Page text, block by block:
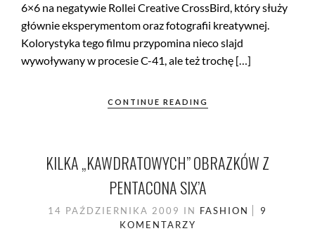
6×6 na negatywie Rollei Creative CrossBird, który służy
głównie eksperymentom oraz fotografii kreatywnej.
Kolorystyka tego filmu przypomina nieco slajd
wywoływany w procesie C-41, ale też trochę […]
CONTINUE READING
KILKA „KAWDRATOWYCH” OBRAZKÓW Z
PENTACONA SIX’A
14 PAŹDZIERNIKA 2009 IN FASHION
9
KOMENTARZY